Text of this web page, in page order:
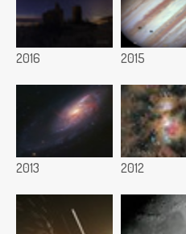
2016 2015
2013 2012